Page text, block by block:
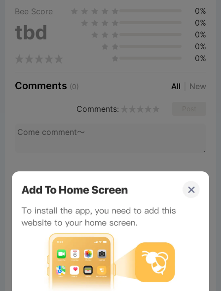
Bee Score
tbd
0%
0%
0%
0%
0%
Comments (0) All New
Comments:
No comments